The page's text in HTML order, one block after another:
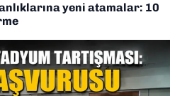
yeni atamalar: 10